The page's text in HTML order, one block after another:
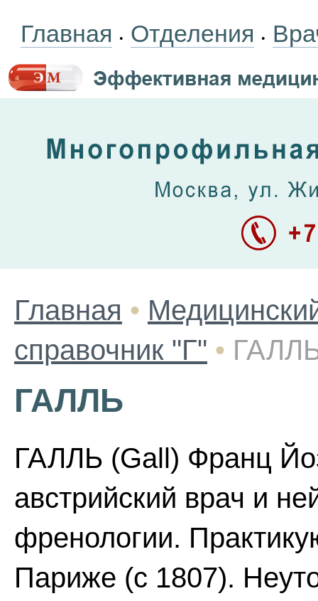
Главная • Отделения •
Главная •
справочник "Г" •
ГАЛЛЬ
ГАЛЛЬ (Gall) Франц
австрийский врач и
френологии.
Париже (с 1807).